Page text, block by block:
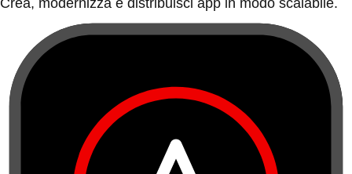
Crea, modernizza e distribuisci app in modo scalabile.